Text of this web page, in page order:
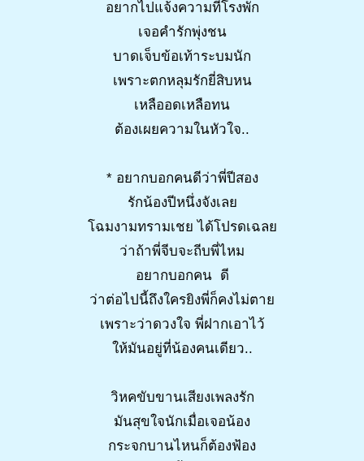
อยากไปแจ้งความที่โรงพัก
เจอคำรักพุ่งชน
บาดเจ็บข้อเท้าระบมนัก
เพราะตกหลุมรักยี่สิบหน
เหลืออดเหลือทน
ต้องเผยความในหัวใจ..
* อยากบอกคนดีว่าพี่ปีสอง
รักน้องปีหนึ่งจังเลย
โฉมงามทรามเชย ได้โปรดเฉลย
ว่าถ้าพี่จีบจะถีบพี่ไหม
อยากบอกคน ดี
ว่าต่อไปนี้ถึงใครยิงพี่ก็คงไม่ตาย
เพราะว่าดวงใจ พี่ฝากเอาไว้
ให้มันอยู่ที่น้องคนเดียว..
วิหคขับขานเสียงเพลงรัก
มันสุขใจนักเมื่อเจอน้อง
กระจกบานไหนก็ต้องฟ้อง